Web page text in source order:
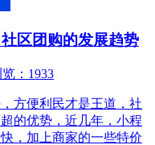
区团购的发展趋势
：1933
方便利民才是王道，社
的优势，近几年，小程
，加上商家的一些特价